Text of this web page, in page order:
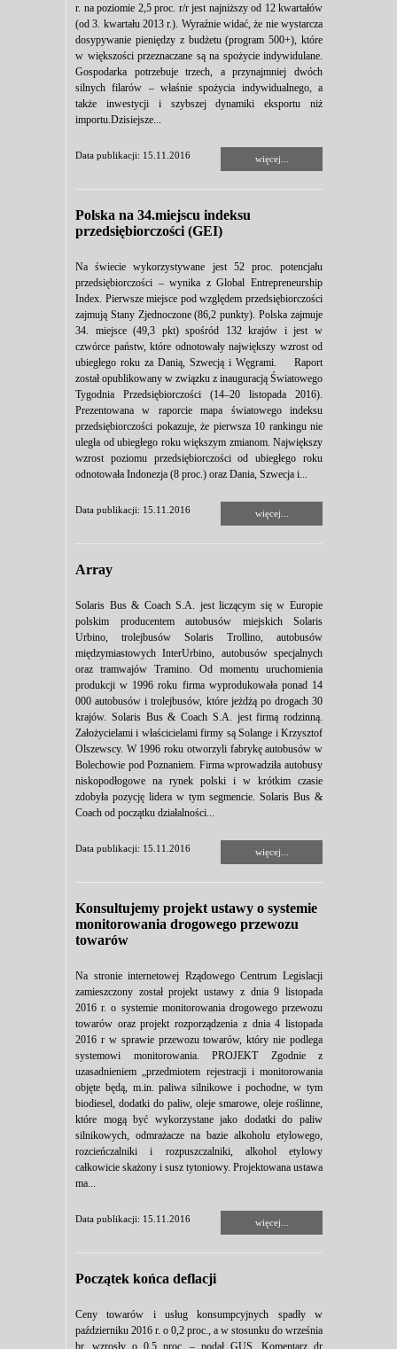
r. na poziomie 2,5 proc. r/r jest najniższy od 12 kwartałów
(od 3. kwartału 2013 r.). Wyraźnie widać, że nie wystarcza
dosypywanie pieniędzy z budżetu (program 500+), które
w większości przeznaczane są na spożycie indywidulane.
Gospodarka potrzebuje trzech, a przynajmniej dwóch
silnych filarów – właśnie spożycia indywidualnego, a
także inwestycji i szybszej dynamiki eksportu niż
importu.Dzisiejsze...
Data publikacji: 15.11.2016 więcej...
Polska na 34.miejscu indeksu
przedsiębiorczości (GEI)
Na świecie wykorzystywane jest 52 proc. potencjału
przedsiębiorczości – wynika z Global Entrepreneurship
Index. Pierwsze miejsce pod względem przedsiębiorczości
zajmują Stany Zjednoczone (86,2 punkty). Polska zajmuje
34. miejsce (49,3 pkt) spośród 132 krajów i jest w
czwórce państw, które odnotowały największy wzrost od
ubiegłego roku za Danią, Szwecją i Węgrami. Raport
został opublikowany w związku z inauguracją Światowego
Tygodnia Przedsiębiorczości (14–20 listopada 2016).
Prezentowana w raporcie mapa światowego indeksu
przedsiębiorczości pokazuje, że pierwsza 10 rankingu nie
uległa od ubiegłego roku większym zmianom. Największy
wzrost poziomu przedsiębiorczości od ubiegłego roku
odnotowała Indonezja (8 proc.) oraz Dania, Szwecja i...
Data publikacji: 15.11.2016 więcej...
Array
Solaris Bus & Coach S.A. jest liczącym się w Europie
polskim producentem autobusów miejskich Solaris
Urbino, trolejbusów Solaris Trollino, autobusów
międzymiastowych InterUrbino, autobusów specjalnych
oraz tramwajów Tramino. Od momentu uruchomienia
produkcji w 1996 roku firma wyprodukowała ponad 14
000 autobusów i trolejbusów, które jeżdżą po drogach 30
krajów. Solaris Bus & Coach S.A. jest firmą rodzinną.
Założycielami i właścicielami firmy są Solange i Krzysztof
Olszewscy. W 1996 roku otworzyli fabrykę autobusów w
Bolechowie pod Poznaniem. Firma wprowadziła autobusy
niskopodłogowe na rynek polski i w krótkim czasie
zdobyła pozycję lidera w tym segmencie. Solaris Bus &
Coach od początku działalności...
Data publikacji: 15.11.2016 więcej...
Konsultujemy projekt ustawy o systemie
monitorowania drogowego przewozu
towarów
Na stronie internetowej Rządowego Centrum Legislacji
zamieszczony został projekt ustawy z dnia 9 listopada
2016 r. o systemie monitorowania drogowego przewozu
towarów oraz projekt rozporządzenia z dnia 4 listopada
2016 r w sprawie przewozu towarów, który nie podlega
systemowi monitorowania. PROJEKT Zgodnie z
uzasadnieniem „przedmiotem rejestracji i monitorowania
objęte będą, m.in. paliwa silnikowe i pochodne, w tym
biodiesel, dodatki do paliw, oleje smarowe, oleje roślinne,
które mogą być wykorzystane jako dodatki do paliw
silnikowych, odmrażacze na bazie alkoholu etylowego,
rozcieńczalniki i rozpuszczalniki, alkohol etylowy
całkowicie skażony i susz tytoniowy. Projektowana ustawa
ma...
Data publikacji: 15.11.2016 więcej...
Początek końca deflacji
Ceny towarów i usług konsumpcyjnych spadły w
październiku 2016 r. o 0,2 proc., a w stosunku do września
br. wzrosły o 0,5 proc. – podał GUS. Komentarz dr